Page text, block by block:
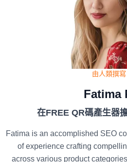
由人類撰寫
Fatima
在FREE QR碼產生器
Fatima is an accomplished SEO
of experience crafting
across various product